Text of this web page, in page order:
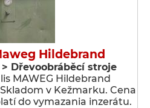
Hildebrand
Dřevoobráběcí stroje
MAWEG Hildebrand
v Kežmarku. Cena
do vymazania inzerátu.